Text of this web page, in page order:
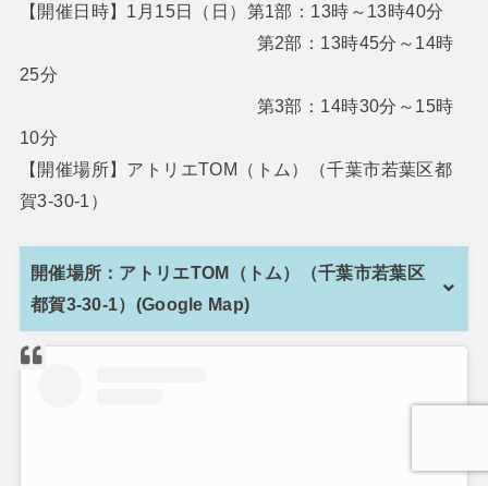
【開催日時】1月15日（日）第1部：13時～13時40分
第2部：13時45分～14時
25分
第3部：14時30分～15時
10分
【開催場所】アトリエTOM（トム）（千葉市若葉区都
賀3-30-1）
開催場所：アトリエTOM（トム）（千葉市若葉区
都賀3-30-1）(Google Map)